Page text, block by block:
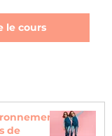
le cours
de